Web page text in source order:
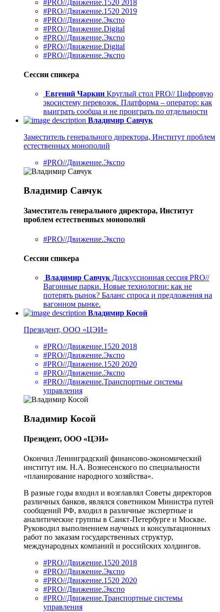
#PRO//Движение.1520 2018
#PRO//Движение.1520 2019
#PRO//Движение.Экспо
#PRO//Движение.Digital
#PRO//Движение.Экспо
#PRO//Движение.Digital
#PRO//Движение.Экспо
Сессии спикера
Евгений Чаркин Круглый стол PRO// Цифровую
экосистему перевозок. Платформа – оператор: как
выиграть сообща и не проиграть по отдельности
Владимир Савчук
Заместитель генерального директора, Институт проблем
естественных монополий
#PRO//Движение.Экспо
Владимир Савчук
Заместитель генерального директора, Институт
проблем естественных монополий
#PRO//Движение.Экспо
Сессии спикера
Владимир Савчук Дискуссионная сессия PRO//
Вагонные парки. Новые технологии: как не
потерять рынок? Баланс спроса и предложения на
вагонном рынке.
Владимир Косой
Президент, ООО «ЦЭИ»
#PRO//Движение.1520 2018
#PRO//Движение.Экспо
#PRO//Движение.1520 2020
#PRO//Движение.Экспо
#PRO//Движение.Транспортные системы
управления
Владимир Косой
Президент, ООО «ЦЭИ»
Окончил Ленинградский финансово-экономический
институт им. Н.А. Вознесенского по специальности
«планирование народного хозяйства».
В разные годы входил и возглавлял Советы директоров
различных банков, являлся советником Министра путей
сообщений РФ, входил в различные экспертные и
аналитические группы в Санкт-Петербурге и Москве.
Руководил выполнением научных и консультационных
работ по заказам государственных структур,
международных компаний и российских холдингов.
#PRO//Движение.1520 2018
#PRO//Движение.Экспо
#PRO//Движение.1520 2020
#PRO//Движение.Экспо
#PRO//Движение.Транспортные системы
управления